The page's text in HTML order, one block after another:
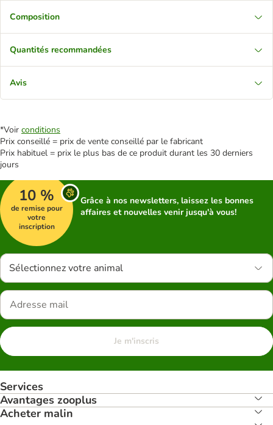
Composition
Quantités recommandées
Avis
*Voir conditions
Prix conseillé = prix de vente conseillé par le fabricant
Prix habituel = prix le plus bas de ce produit durant les 30 derniers
jours
10 %
de remise pour
votre
inscription
Grâce à nos newsletters, laissez les bonnes
affaires et nouvelles venir jusqu'à vous!
Sélectionnez votre animal
Je m'inscris
Services
Avantages zooplus
Acheter malin